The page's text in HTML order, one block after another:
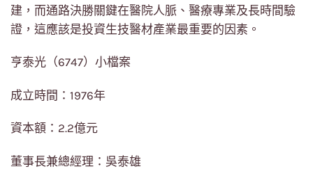
建，而通路決勝關鍵在醫院人脈、醫療專業及長時間驗
證，這應該是投資生技醫材產業最重要的因素。
亨泰光（6747）小檔案
成立時間：1976年
資本額：2.2億元
董事長兼總經理：吳泰雄